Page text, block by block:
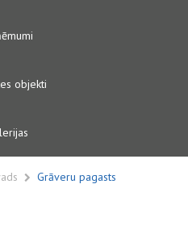
objekti
Grāveru pagasts